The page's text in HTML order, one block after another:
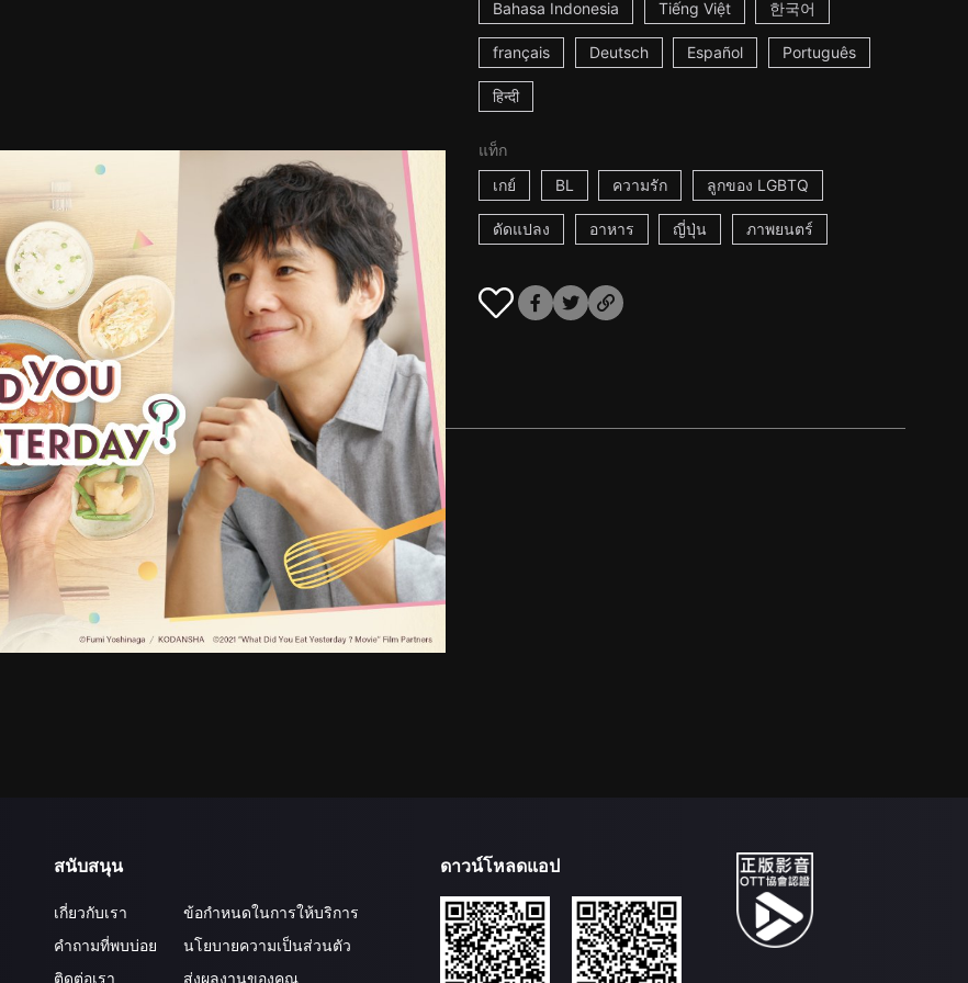
Bahasa Indonesia Tiếng Việt 한국어
français Deutsch Español Português
हिन्दी
แท็ก
เกย์
BL ความรัก ลูกของ LGBTQ
ดัดแปลง อาหาร ญี่ปุ่น ภาพยนตร์
สนับสนุน
เกี่ยวกับเรา
คำถามที่พบบ่อย
ติดต่อเรา
ข้อกำหนดในการให้บริการ
นโยบายความเป็นส่วนตัว
ส่งผลงานของคุณ
ดาวน์โหลดแอป